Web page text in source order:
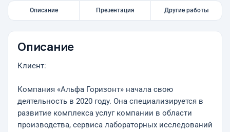
Описание Презентация Другие работы
Описание
Клиент:
Компания «Альфа Горизонт» начала свою
деятельность в 2020 году. Она специализируется в
развитие комплекса услуг компании в области
производства, сервиса лабораторных исследований